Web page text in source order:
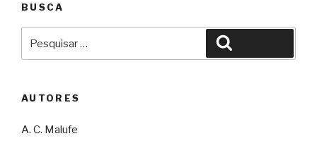
BUSCA
AUTORES
A. C. Malufe